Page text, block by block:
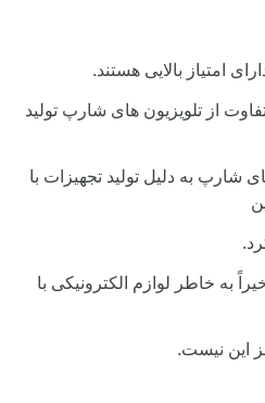
امتیاز بالایی هستند.
از تلویزیون های شارپ تولید
شارپ به دلیل تولید تجهیزات با
به خاطر لوازم الکترونیکی با
این نیست.